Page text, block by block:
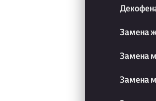
Замена
Замена
Замена